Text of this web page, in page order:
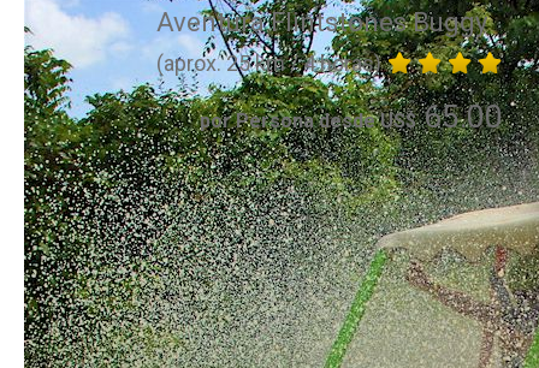
Aventura Flintstones Buggy
(aprox. 25 km / 4 horas)
por Persona desde US$65.00